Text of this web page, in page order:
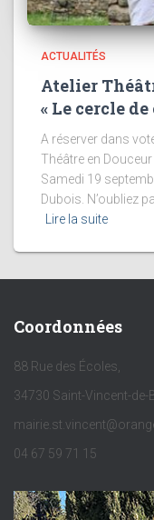
ACTUALITÉS
Atelier
« Le cercle
A réserver dans
Théâtre en
Samedi 19
Dubois. N’oubliez
Lire la suite
Coordonnées
88 Rue des Écoles,
34730 Saint-Vincent-de-
04 67 59 71 15